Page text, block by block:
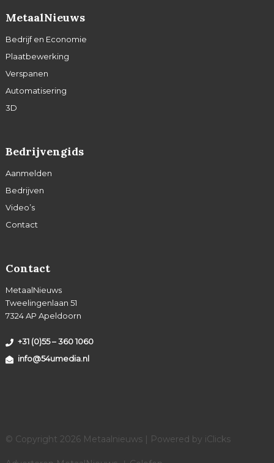
MetaalNieuws
Bedrijf en Economie
Plaatbewerking
Verspanen
Automatisering
3D
Bedrijvengids
Aanmelden
Bedrijven
Video’s
Contact
Contact
MetaalNieuws
Tweelingenlaan 51
7324 AP Apeldoorn
+31 (0)55 – 360 1060
info@54umedia.nl
© Copyright 2026 Metaalnieuws | Powered by iClicks